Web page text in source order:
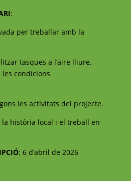
:
per treballar amb la
tasques a l’aire lliure,
condicions
les activitats del projecte.
història local i el treball en
: 6 d’abril de 2026